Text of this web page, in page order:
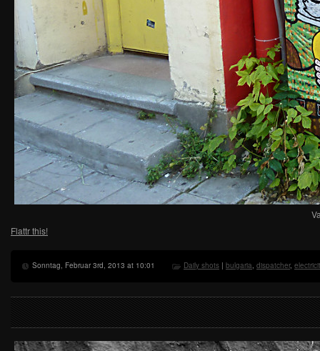
Flattr this!
Sonntag, Februar 3rd, 2013 at 10:01 Daily shots | bulgaria, dispatcher,